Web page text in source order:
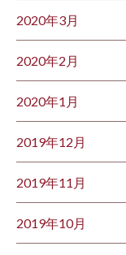
2020年3月
2020年2月
2020年1月
2019年12月
2019年11月
2019年10月